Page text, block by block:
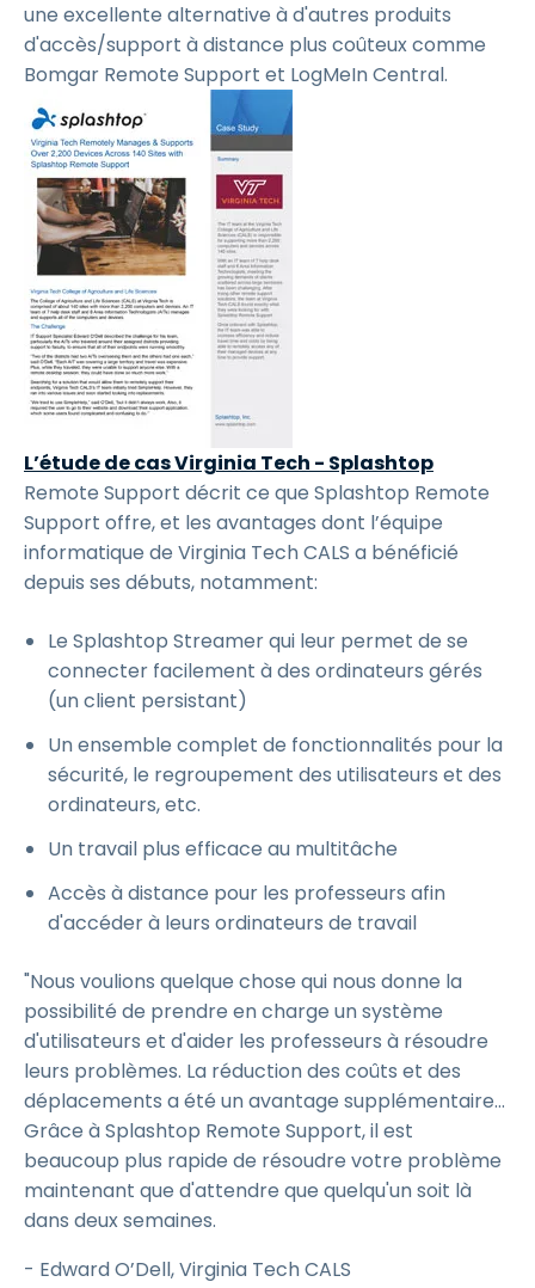
une excellente alternative à d'autres produits
d'accès/support à distance plus coûteux comme
Bomgar Remote Support et LogMeIn Central.
L’étude de cas Virginia Tech - Splashtop
Remote Support décrit ce que Splashtop Remote
Support offre, et les avantages dont l’équipe
informatique de Virginia Tech CALS a bénéficié
depuis ses débuts, notamment:
Le Splashtop Streamer qui leur permet de se
connecter facilement à des ordinateurs gérés
(un client persistant)
Un ensemble complet de fonctionnalités pour la
sécurité, le regroupement des utilisateurs et des
ordinateurs, etc.
Un travail plus efficace au multitâche
Accès à distance pour les professeurs afin
d'accéder à leurs ordinateurs de travail
"Nous voulions quelque chose qui nous donne la
possibilité de prendre en charge un système
d'utilisateurs et d'aider les professeurs à résoudre
leurs problèmes. La réduction des coûts et des
déplacements a été un avantage supplémentaire...
Grâce à Splashtop Remote Support, il est
beaucoup plus rapide de résoudre votre problème
maintenant que d'attendre que quelqu'un soit là
dans deux semaines.
- Edward O’Dell, Virginia Tech CALS